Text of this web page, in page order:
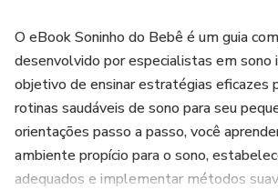
O eBook Soninho do Bebê é um guia
desenvolvido por especialistas em sono
objetivo de ensinar estratégias eficazes
rotinas saudáveis de sono para seu
orientações passo a passo, você
ambiente propício para o sono,
adequados e implementar métodos